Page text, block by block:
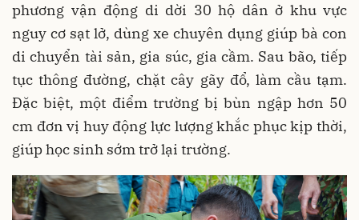
phương vận động di dời 30 hộ dân ở khu vực
nguy cơ sạt lở, dùng xe chuyên dụng giúp bà con
di chuyển tài sản, gia súc, gia cầm. Sau bão, tiếp
tục thông đường, chặt cây gãy đổ, làm cầu tạm.
Đặc biệt, một điểm trường bị bùn ngập hơn 50
cm đơn vị huy động lực lượng khắc phục kịp thời,
giúp học sinh sớm trở lại trường.